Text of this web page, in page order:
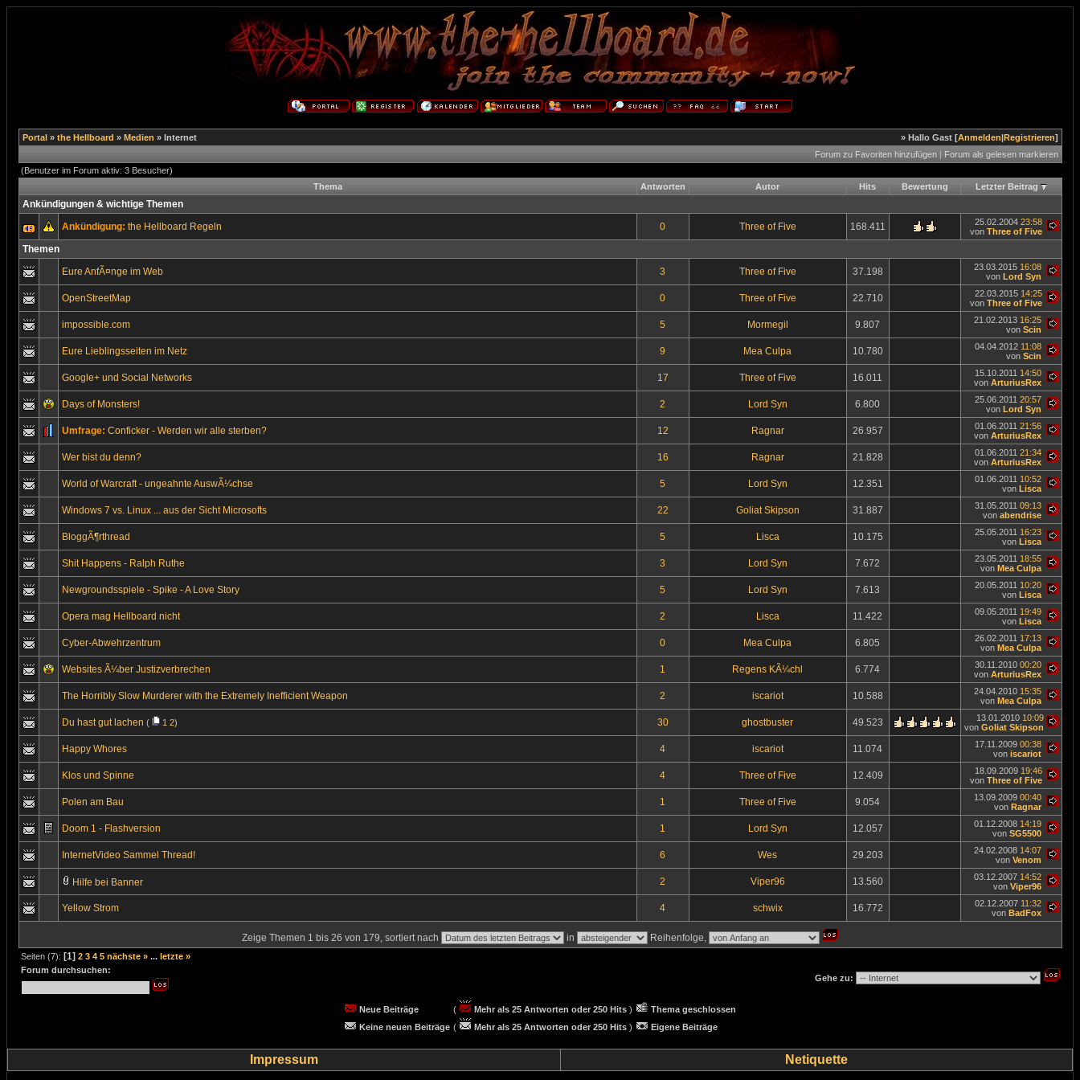
Portal» the Hellboard » Medien » Internet » Hallo Gast [Anmelden|Registrieren]
Forum zu Favoriten hinzufügen| Forum als gelesen markieren
(Benutzer im Forum aktiv: 3 Besucher)
Thema
Antworten Autor Hits Bewertung Letzter Beitrag
Ankündigungen & wichtige Themen
Ankündigung: the Hellboard Regeln 0 Three of Five 168.411 25.02.2004 23:58
von Three of Five
Themen
Eure AnfÃ¤nge im Web
3 Three of Five 37.198 23.03.2015 16:08
von Lord Syn
OpenStreetMap 0 Three of Five 22.710 22.03.2015 14:25
von Three of Five
impossible.com 5 Mormegil 9.807 21.02.2013 16:25
von Scin
Eure Lieblingsseiten im Netz 9 Mea Culpa 10.780 04.04.2012 11:08
von Scin
Google+ und Social Networks 17 Three of Five 16.011 15.10.2011 14:50
von ArturiusRex
Days of Monsters! 2 Lord Syn 6.800 25.06.2011 20:57
von Lord Syn
Umfrage: Conficker - Werden wir alle sterben? 12 Ragnar 26.957 01.06.2011 21:56
von ArturiusRex
Wer bist du denn? 16 Ragnar 21.828 01.06.2011 21:34
von ArturiusRex
World of Warcraft - ungeahnte AuswÃ¼chse 5 Lord Syn 12.351 01.06.2011 10:52
von Lisca
Windows 7 vs. Linux ... aus der Sicht Microsofts 22 Goliat Skipson 31.887 31.05.2011 09:13
von abendrise
BloggÃ¶rthread 5 Lisca 10.175 25.05.2011 16:23
von Lisca
Shit Happens - Ralph Ruthe 3 Lord Syn 7.672 23.05.2011 18:55
von Mea Culpa
Newgroundsspiele - Spike - A Love Story 5 Lord Syn 7.613 20.05.2011 10:20
von Lisca
Opera mag Hellboard nicht 2 Lisca 11.422 09.05.2011 19:49
von Lisca
Cyber-Abwehrzentrum 0 Mea Culpa 6.805 26.02.2011 17:13
von Mea Culpa
Websites Ã¼ber Justizverbrechen 1 Regens KÃ¼chl 6.774 30.11.2010 00:20
von ArturiusRex
The Horribly Slow Murderer with the Extremely Inefficient Weapon 2 iscariot 10.588 24.04.2010 15:35
von Mea Culpa
Du hast gut lachen ( 1 2) 30 ghostbuster 49.523 13.01.2010 10:09
von Goliat Skipson
Happy Whores 4 iscariot 11.074 17.11.2009 00:38
von iscariot
Klos und Spinne 4 Three of Five 12.409 18.09.2009 19:46
von Three of Five
Polen am Bau 1 Three of Five 9.054 13.09.2009 00:40
von Ragnar
Doom 1 - Flashversion 1 Lord Syn 12.057 01.12.2008 14:19
von SG5500
InternetVideo Sammel Thread! 6 Wes 29.203 24.02.2008 14:07
von Venom
Hilfe bei Banner 2 Viper96 13.560 03.12.2007 14:52
von Viper96
Yellow Strom 4 schwix 16.772 02.12.2007 11:32
von BadFox
Zeige Themen 1 bis 26 von 179, sortiert nach in Reihenfolge,
Seiten (7): [1] 2 3 4 5 nächste » ... letzte »
Forum durchsuchen:
Gehe zu:
Neue Beiträge ( Mehr als 25 Antworten oder 250 Hits )
Thema geschlossen
Keine neuen Beiträge ( Mehr als 25 Antworten oder 250 Hits ) Eigene Beiträge
Impressum Netiquette